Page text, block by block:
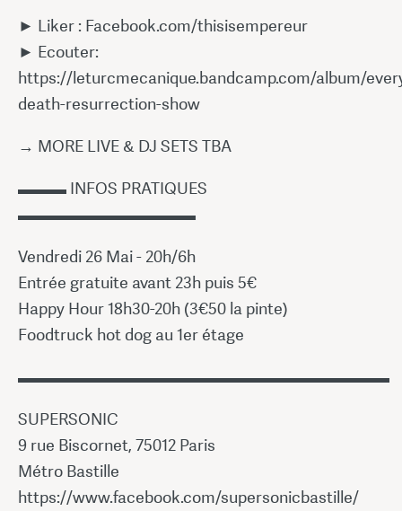
► Liker : Facebook.com/thisisempereur
► Ecouter:
https://leturcmecanique.bandcamp.com/album/
death-resurrection-show
→ MORE LIVE & DJ SETS TBA
▬▬▬ INFOS PRATIQUES
▬▬▬▬▬▬▬▬▬▬▬
Vendredi 26 Mai - 20h/6h
Entrée gratuite avant 23h puis 5€
Happy Hour 18h30-20h (3€50 la pinte)
Foodtruck hot dog au 1er étage
▬▬▬▬▬▬▬▬▬▬▬▬▬▬▬▬▬▬▬▬▬▬▬
SUPERSONIC
9 rue Biscornet, 75012 Paris
Métro Bastille
https://www.facebook.com/supersonicbastille/